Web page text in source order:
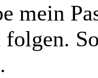
mein
folgen.